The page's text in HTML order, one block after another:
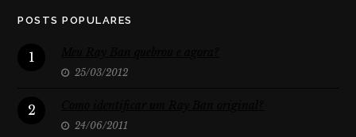
POSTS POPULARES
1
25/03/2012
2
24/06/2011